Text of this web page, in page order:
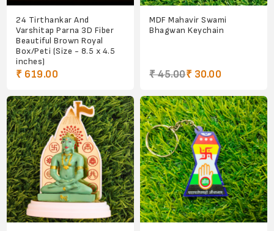
24 Tirthankar And
Varshitap Parna 3D Fiber
Beautiful Brown Royal
Box/Peti (Size - 8.5 x 4.5
inches)
₹ 619.00
MDF Mahavir Swami
Bhagwan Keychain
₹ 45.00₹ 30.00